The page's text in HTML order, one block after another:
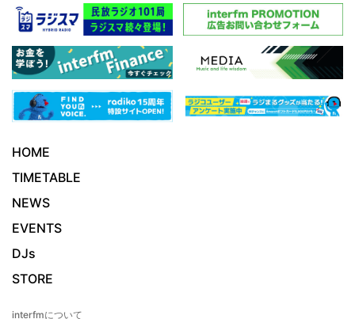
HOME
TIMETABLE
NEWS
EVENTS
DJs
STORE
interfmについて